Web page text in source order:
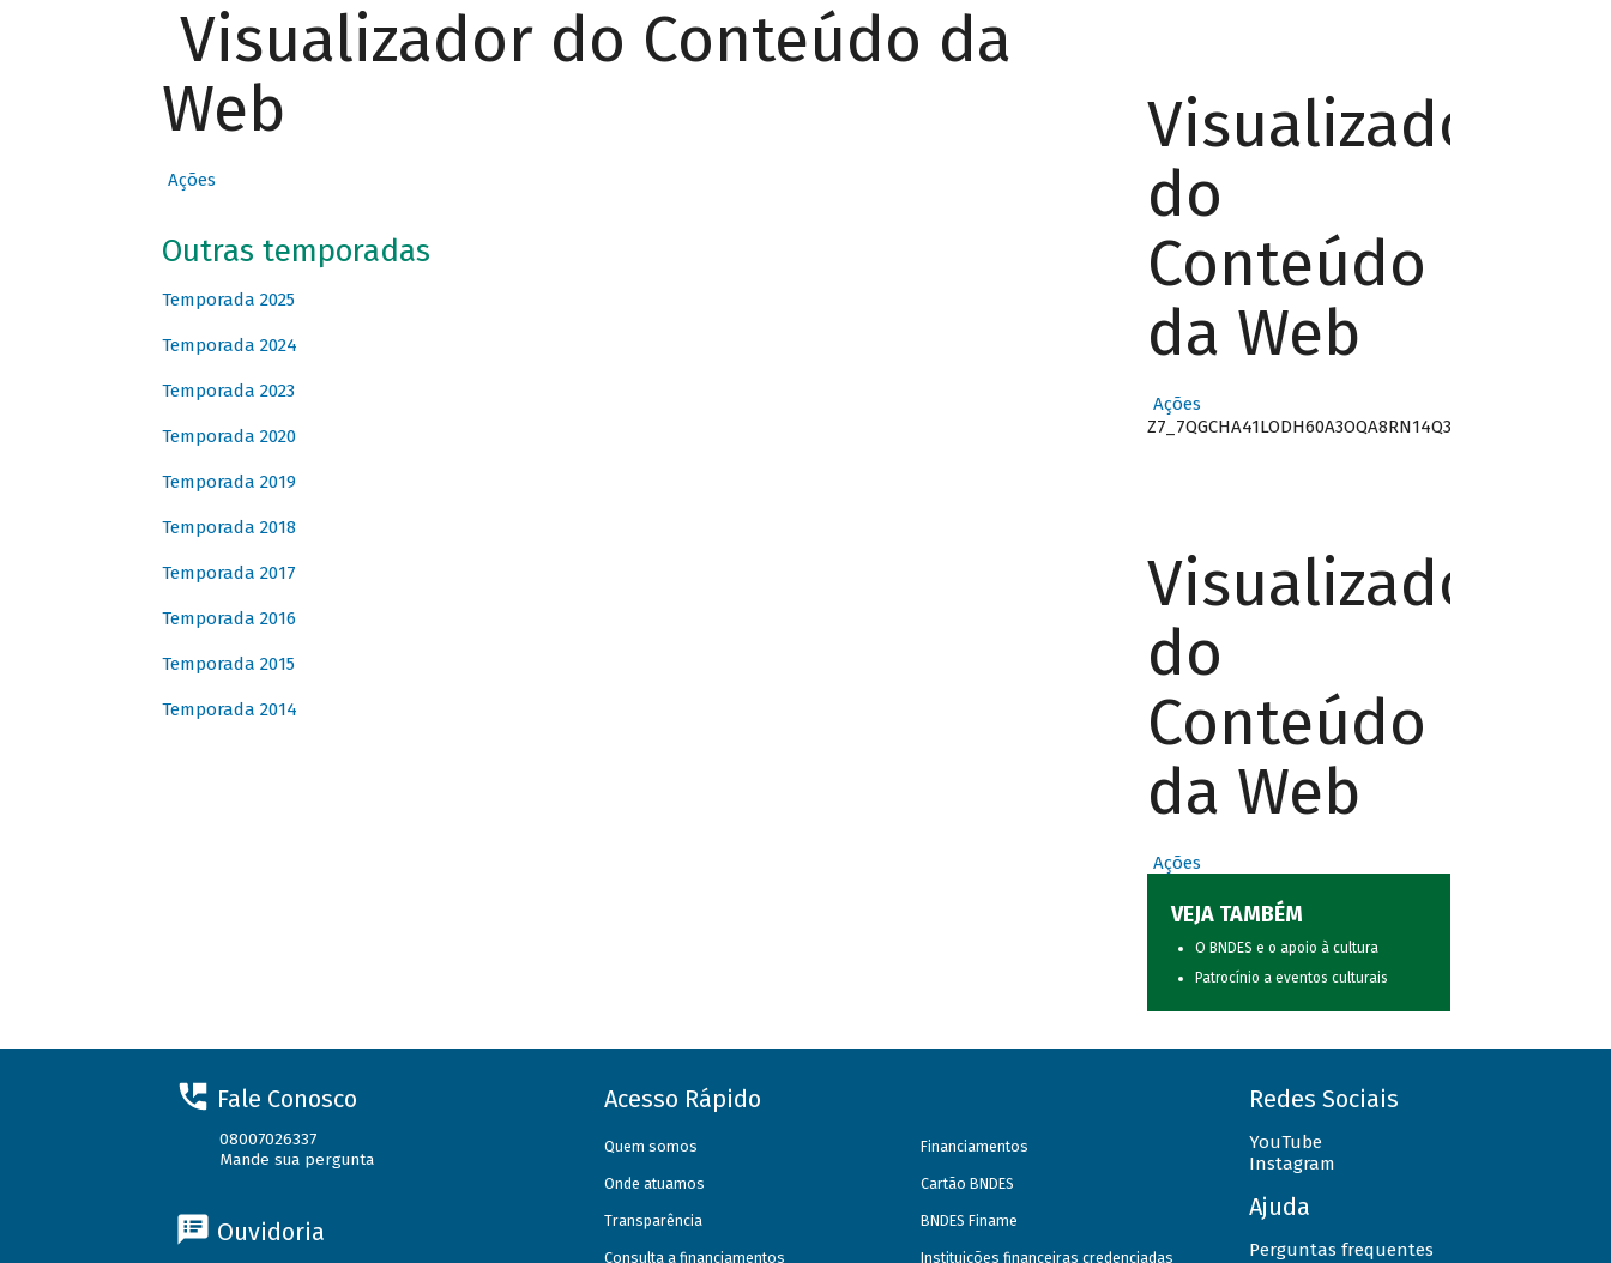
Visualizador do Conteúdo da
Web
Ações
Outras temporadas
Temporada 2025
Temporada 2024
Temporada 2023
Temporada 2020
Temporada 2019
Temporada 2018
Temporada 2017
Temporada 2016
Temporada 2015
Temporada 2014
Visualizador
do
Conteúdo
da Web
Ações
Z7_7QGCHA41LODH60A3OQA8RN14Q3
Visualizador
do
Conteúdo
da Web
Ações
VEJA TAMBÉM
O BNDES e o apoio à cultura
Patrocínio a eventos culturais
Fale Conosco
08007026337
Mande sua pergunta
Ouvidoria
Acesso Rápido
Quem somos
Onde atuamos
Transparência
Consulta a financiamentos
Financiamentos
Cartão BNDES
BNDES Finame
Instituições financeiras credenciadas
Redes Sociais
YouTube
Instagram
Ajuda
Perguntas frequentes